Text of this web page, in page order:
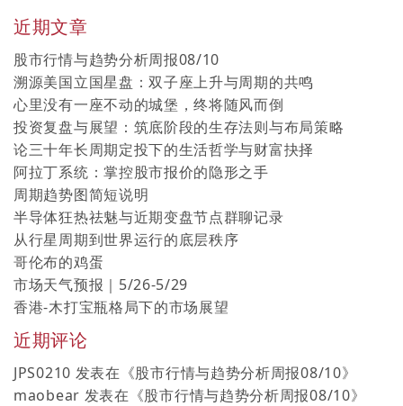
近期文章
股市行情与趋势分析周报08/10
溯源美国立国星盘：双子座上升与周期的共鸣
心里没有一座不动的城堡，终将随风而倒
投资复盘与展望：筑底阶段的生存法则与布局策略
论三十年长周期定投下的生活哲学与财富抉择
阿拉丁系统：掌控股市报价的隐形之手
周期趋势图简短说明
半导体狂热祛魅与近期变盘节点群聊记录
从行星周期到世界运行的底层秩序
哥伦布的鸡蛋
市场天气预报｜5/26-5/29
香港-木打宝瓶格局下的市场展望
近期评论
JPS0210 发表在《股市行情与趋势分析周报08/10》
maobear 发表在《股市行情与趋势分析周报08/10》